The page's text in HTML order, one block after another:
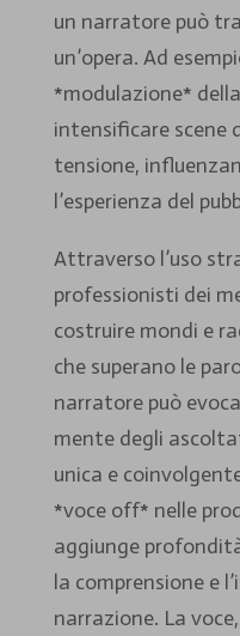
un narratore può
un’opera. Ad
*modulazione*
intensificare scene
tensione,
l’esperienza del
Attraverso l’uso
professionisti dei
costruire mondi e
che superano le
narratore può
mente degli
unica e
*voce off* nelle
aggiunge
la comprensione e
narrazione. La